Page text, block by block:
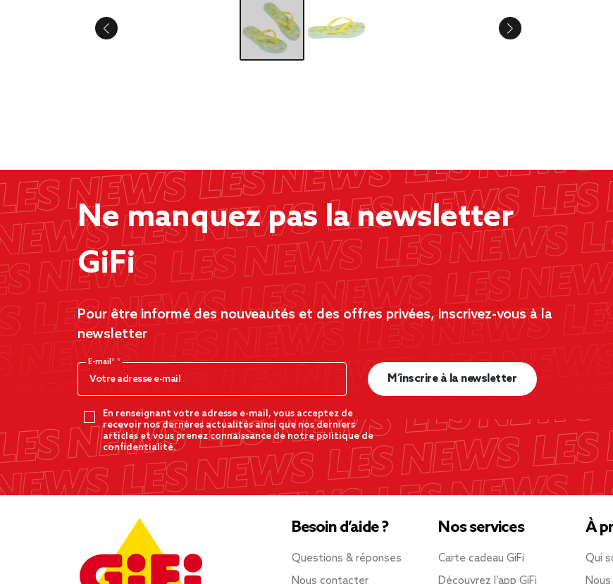
Ne manquez pas la newsletter
GiFi
Pour être informé des nouveautés et des offres privées, inscrivez-vous à la
newsletter
E-mail*
En renseignant votre adresse e-mail, vous acceptez de
recevoir nos dernères actualités ainsi que nos derniers
articles et vous prenez connaissance de notre politique de
confidentialité.
M’inscrire à la newsletter
Besoin d’aide ?
Questions & réponses
Nous contacter
Nos services
Carte cadeau GiFi
Découvrez l’app GiFi
À
Qui